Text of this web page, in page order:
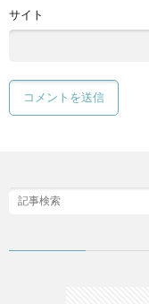
サイト